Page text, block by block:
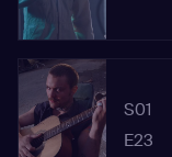
S01
E23